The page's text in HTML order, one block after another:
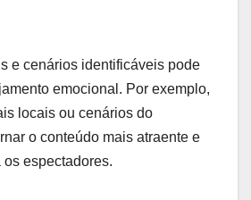
e cenários identificáveis pode
emocional. Por exemplo,
locais ou cenários do
o conteúdo mais atraente e
espectadores.